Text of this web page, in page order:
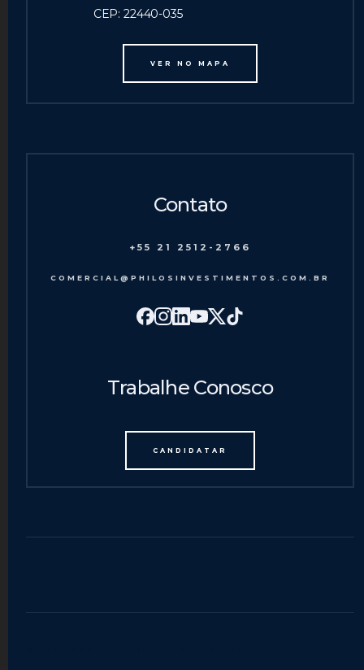
CEP: 22440-035
VER NO MAPA
Contato
+55 21 2512-2766
COMERCIAL@PHILOSINVESTIMENTOS.COM.BR
Trabalhe Conosco
CANDIDATAR